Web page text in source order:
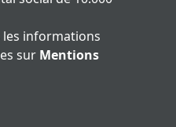
informations
sur Mentions